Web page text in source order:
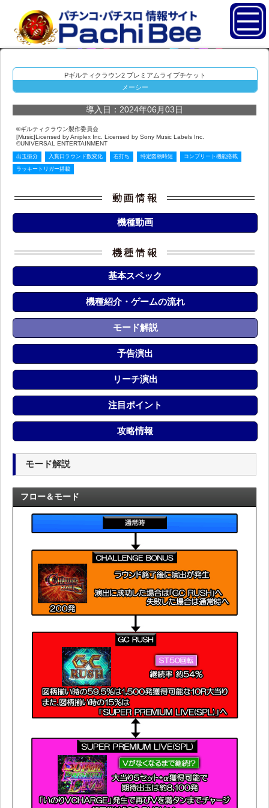
Pギルティクラウン2 プレミアムライブチケット
メーシー
導入日：2024年06月03日
©ギルティクラウン製作委員会
[Music]Licensed by Aniplex Inc. Licensed by Sony Music Labels Inc.
©UNIVERSAL ENTERTAINMENT
出玉振分 入賞口ラウンド数変化 右打ち 特定図柄時短 コンプリート機能搭載
ラッキートリガー搭載
機種動画
基本スペック
機種紹介・ゲームの流れ
モード解説
予告演出
リーチ演出
注目ポイント
攻略情報
モード解説
フロー＆モード